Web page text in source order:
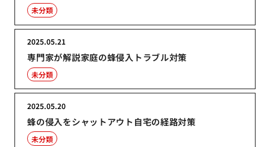
未分類
専門家が解説家庭の蜂侵入トラブル対策
2025.05.21
未分類
蜂の侵入をシャットアウト自宅の経路対策
2025.05.20
未分類